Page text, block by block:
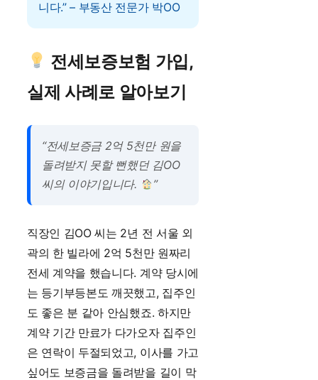
니다.” – 부동산 전문가 박OO
전세보증보험 가입,
실제 사례로 알아보기
“전세보증금 2억 5천만 원을
돌려받지 못할 뻔했던 김OO
씨의 이야기입니다.
”
직장인 김OO 씨는 2년 전 서울 외
곽의 한 빌라에 2억 5천만 원짜리
전세 계약을 했습니다. 계약 당시에
는 등기부등본도 깨끗했고, 집주인
도 좋은 분 같아 안심했죠. 하지만
계약 기간 만료가 다가오자 집주인
은 연락이 두절되었고, 이사를 가고
싶어도 보증금을 돌려받을 길이 막